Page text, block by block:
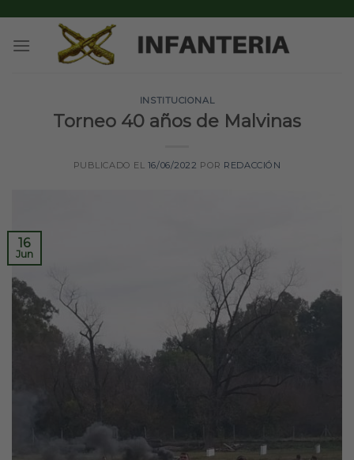
content
INSTITUCIONAL
Torneo 40 años de Malvinas
PUBLICADO EL 16/06/2022 POR REDACCIÓN
16
Jun